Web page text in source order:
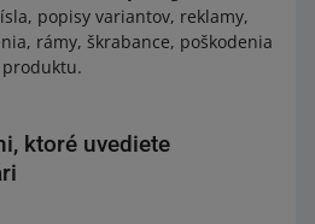
popisy variantov, reklamy,
rámy, škrabance, poškodenia
ktoré uvediete